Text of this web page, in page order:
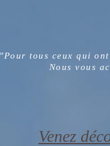
"Pour tous ceux qui
Nous vous
Venez